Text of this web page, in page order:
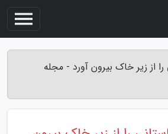
از زیر خاک بیرون آورد - مجله